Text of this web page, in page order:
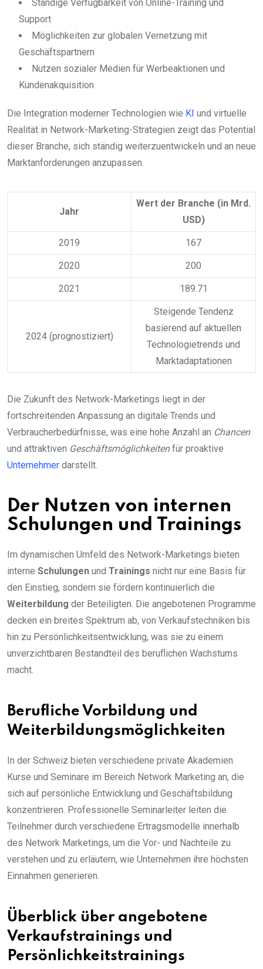
Ständige Verfügbarkeit von Online-Training und
Support
Möglichkeiten zur globalen Vernetzung mit
Geschäftspartnern
Nutzen sozialer Medien für Werbeaktionen und
Kundenakquisition
Die Integration moderner Technologien wie KI und virtuelle
Realität in Network-Marketing-Strategien zeigt das Potential
dieser Branche, sich ständig weiterzuentwickeln und an neue
Marktanforderungen anzupassen.
Jahr
Wert der Branche (in Mrd.
USD)
2019 167
2020 200
2021 189.71
2024 (prognostiziert)
Steigende Tendenz
basierend auf aktuellen
Technologietrends und
Marktadaptationen
Die Zukunft des Network-Marketings liegt in der
fortschreitenden Anpassung an digitale Trends und
Verbraucherbedürfnisse, was eine hohe Anzahl an Chancen
und attraktiven Geschäftsmöglichkeitenfür proaktive
Unternehmer darstellt.
Der Nutzen von internen
Schulungen und Trainings
Im dynamischen Umfeld des Network-Marketings bieten
interne Schulungen und Trainings nicht nur eine Basis für
den Einstieg, sondern sie fördern kontinuierlich die
Weiterbildung der Beteiligten. Die angebotenen Programme
decken ein breites Spektrum ab, von Verkaufstechniken bis
hin zu Persönlichkeitsentwicklung, was sie zu einem
unverzichtbaren Bestandteil des beruflichen Wachstums
macht.
Berufliche Vorbildung und
Weiterbildungsmöglichkeiten
In der Schweiz bieten verschiedene private Akademien
Kurse und Seminare im Bereich Network Marketing an, die
sich auf persönliche Entwicklung und Geschäftsbildung
konzentrieren. Professionelle Seminarleiter leiten die
Teilnehmer durch verschiedene Ertragsmodelle innerhalb
des Network Marketings, um die Vor- und Nachteile zu
verstehen und zu erläutern, wie Unternehmen ihre höchsten
Einnahmen generieren.
Überblick über angebotene
Verkaufstrainings und
Persönlichkeitstrainings